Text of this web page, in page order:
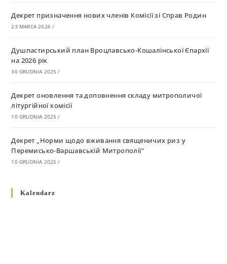
Декрет призначення нових членів Комісії зі Справ Родин
23 MARCA 2026 /
Душпастирський план Вроцлавсько-Кошалінської Єпархії
на 2026 рік
30 GRUDNIA 2025 /
Декрет оновлення та доповнення складу митрополичої
літургійної комісії
10 GRUDNIA 2025 /
Декрет „Норми щодо вживання священичих риз у
Перемисько-Варшавській Митрополії”
10 GRUDNIA 2025 /
григоріанським календарем
Kalendarz